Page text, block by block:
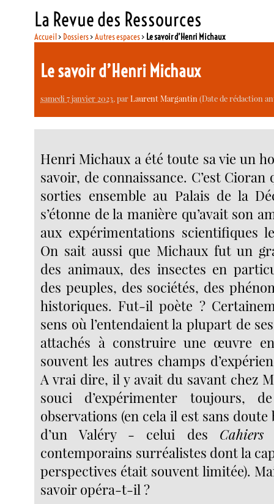
La Revue des Ressources
Accueil> Dossiers>Autres espaces> Le savoir d’Henri Michaux
Le savoir d’Henri Michaux
samedi 7 janvier 2023, parLaurent Margantin (Date de rédaction
Henri Michaux a été toute sa vie un
savoir, de connaissance. C’est
sorties ensemble au Palais de la
s’étonne de la manière qu’avait son
aux expérimentations scientifiques
On sait aussi que Michaux fut un
des animaux, des insectes en
des peuples, des sociétés, des
historiques. Fut-il poète ?
sens où l’entendaient la plupart de
attachés à construire une œuvre
souvent les autres champs
A vrai dire, il y avait du savant chez
souci d’expérimenter toujours,
observations (en cela il est sans
d’un Valéry - celui des Cahiers-
contemporains surréalistes dont la
perspectives était souvent limitée).
savoir opéra-t-il ?